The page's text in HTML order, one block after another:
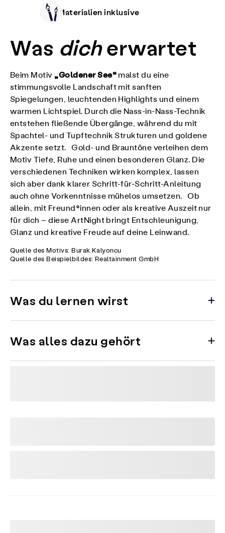
Alle Materialien inklusive
Was dicherwartet
Beim Motiv„Goldener See“ malst du eine
stimmungsvolle Landschaft mit sanften
Spiegelungen, leuchtenden Highlights und einem
warmen Lichtspiel. Durch die Nass-in-Nass-Technik
entstehen fließende Übergänge, während du mit
Spachtel- und Tupftechnik Strukturen und goldene
Akzente setzt. Gold- und Brauntöne verleihen dem
Motiv Tiefe, Ruhe und einen besonderen Glanz. Die
verschiedenen Techniken wirken komplex, lassen
sich aber dank klarer Schritt-für-Schritt-Anleitung
auch ohne Vorkenntnisse mühelos umsetzen. Ob
allein, mit Freund*innen oder als kreative Auszeit nur
für dich – diese ArtNight bringt Entschleunigung,
Glanz und kreative Freude auf deine Leinwand.
Quelle des Motivs: Burak Kalyoncu
Quelle des Beispielbildes: Realtainment GmbH
Was du lernen wirst
Was alles dazu gehört